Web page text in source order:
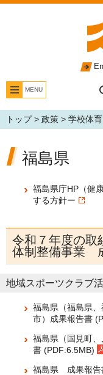
MENU
トップ> 政策 > 学校体育
福島県
福島県庁HP（健
する方針ー
令和７年度の取
体制整備事業
地域スポーツクラブ
福島県（福島県
市）成果報告書
福島県（国見町
書 (PDF:6.5MB)
福島県 成果報告